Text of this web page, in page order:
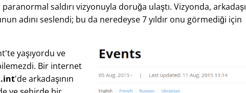
saldırı vizyonuyla doruğa ulaştı. Vizyonda, arkadaşı
adını seslendi; bu da neredeyse 7 yıldır onu görmediği için
yaşıyordu ve
Bir internet
'de arkadaşının